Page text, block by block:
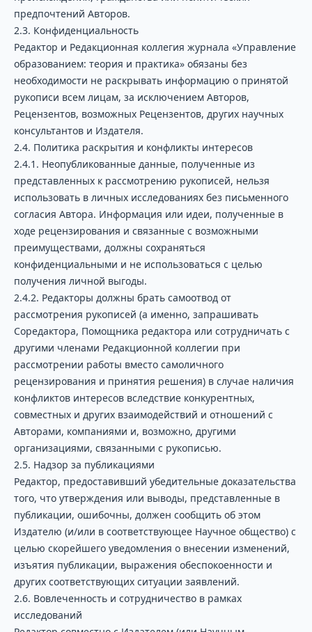
предпочтений Авторов.
2.3. Конфиденциальность
Редактор и Редакционная коллегия журнала «Управление
образованием: теория и практика» обязаны без
необходимости не раскрывать информацию о принятой
рукописи всем лицам, за исключением Авторов,
Рецензентов, возможных Рецензентов, других научных
консультантов и Издателя.
2.4. Политика раскрытия и конфликты интересов
2.4.1. Неопубликованные данные, полученные из
представленных к рассмотрению рукописей, нельзя
использовать в личных исследованиях без письменного
согласия Автора. Информация или идеи, полученные в
ходе рецензирования и связанные с возможными
преимуществами, должны сохраняться
конфиденциальными и не использоваться с целью
получения личной выгоды.
2.4.2. Редакторы должны брать самоотвод от
рассмотрения рукописей (а именно, запрашивать
Соредактора, Помощника редактора или сотрудничать с
другими членами Редакционной коллегии при
рассмотрении работы вместо самоличного
рецензирования и принятия решения) в случае наличия
конфликтов интересов вследствие конкурентных,
совместных и других взаимодействий и отношений с
Авторами, компаниями и, возможно, другими
организациями, связанными с рукописью.
2.5. Надзор за публикациями
Редактор, предоставивший убедительные доказательства
того, что утверждения или выводы, представленные в
публикации, ошибочны, должен сообщить об этом
Издателю (и/или в соответствующее Научное общество) с
целью скорейшего уведомления о внесении изменений,
изъятия публикации, выражения обеспокоенности и
других соответствующих ситуации заявлений.
2.6. Вовлеченность и сотрудничество в рамках
исследований